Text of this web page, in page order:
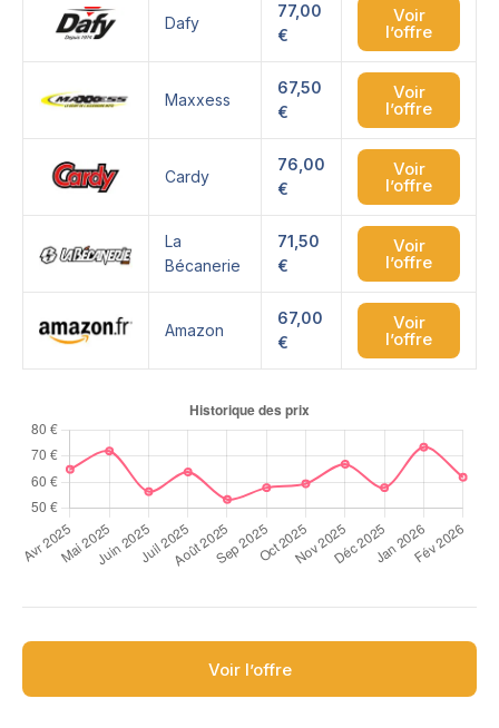
Dafy
77,00
€
Voir
l’offre
Maxxess
67,50
€
Voir
l’offre
Cardy
76,00
€
Voir
l’offre
La
Bécanerie
71,50
€
Voir
l’offre
Amazon
67,00
€
Voir
l’offre
Voir l’offre